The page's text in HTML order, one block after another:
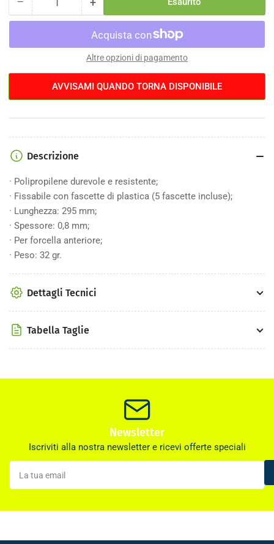
Diminuisci
la
per
Anteriore
Campabros
295mm
Quantità
Aumenta
la
quantità
per
Parafango
Anteriore
Campabros
295mm
Altre opzioni di pagamento
AVVISAMI QUANDO TORNA DISPONIBILE
Descrizione
· Polipropilene durevole e resistente;
· Fissabile con fascette di plastica (5 fascette incluse);
· Lunghezza: 295 mm;
· Spessore: 0,8 mm;
· Per forcella anteriore;
· Peso: 32 gr.
Dettagli Tecnici
Tabella Taglie
Newsletter
Iscriviti alla nostra newsletter e ricevi offerte speciali
La
tua
email